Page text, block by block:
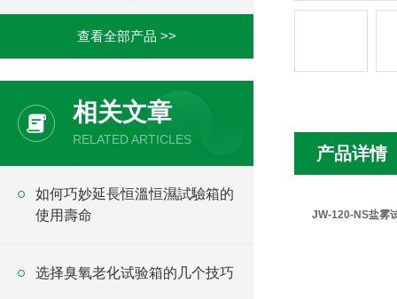
查看全部产品 >>
相关文章
RELATED ARTICLES
如何巧妙延長恒溫恒濕試驗箱的
使用壽命
选择臭氧老化试验箱的几个技巧
产品详情
JW-120-NS盐雾